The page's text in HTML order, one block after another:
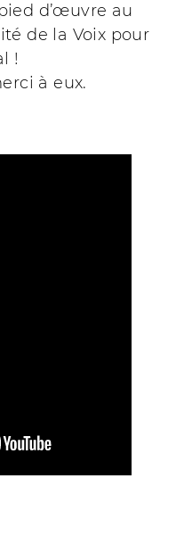
d’œuvre au
de la Voix pour
!
à eux.